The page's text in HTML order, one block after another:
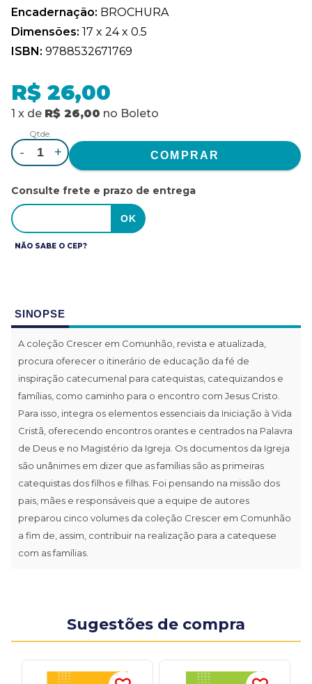
Encadernação: BROCHURA
Dimensões: 17 x 24 x 0.5
ISBN: 9788532671769
R$ 26,00
1 x de R$ 26,00 no Boleto
Qtde.
- +
Consulte frete e prazo de entrega
NÃO SABE O CEP?
SINOPSE
A coleção Crescer em Comunhão, revista e atualizada,
procura oferecer o itinerário de educação da fé de
inspiração catecumenal para catequistas, catequizandos e
famílias, como caminho para o encontro com Jesus Cristo.
Para isso, integra os elementos essenciais da Iniciação à Vida
Cristã, oferecendo encontros orantes e centrados na Palavra
de Deus e no Magistério da Igreja. Os documentos da Igreja
são unânimes em dizer que as famílias são as primeiras
catequistas dos filhos e filhas. Foi pensando na missão dos
pais, mães e responsáveis que a equipe de autores
preparou cinco volumes da coleção Crescer em Comunhão
a fim de, assim, contribuir na realização para a catequese
com as famílias.
Sugestões de compra